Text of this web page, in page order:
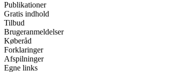
Publikationer
Gratis indhold
Tilbud
Brugeranmeldelser
Køberåd
Forklaringer
Afspilninger
Egne links